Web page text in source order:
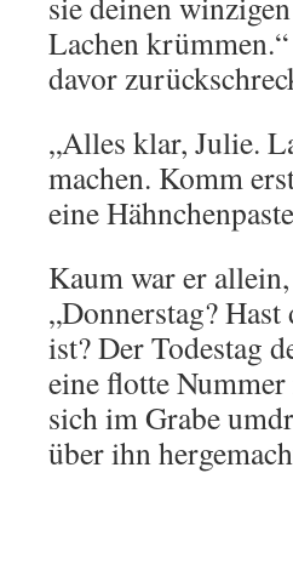
Lachen
davor
„Alles klar, Julie.
machen. Komm
eine
Kaum war er
„Donnerstag?
ist? Der Todestag
eine flotte
sich im Grabe
über ihn